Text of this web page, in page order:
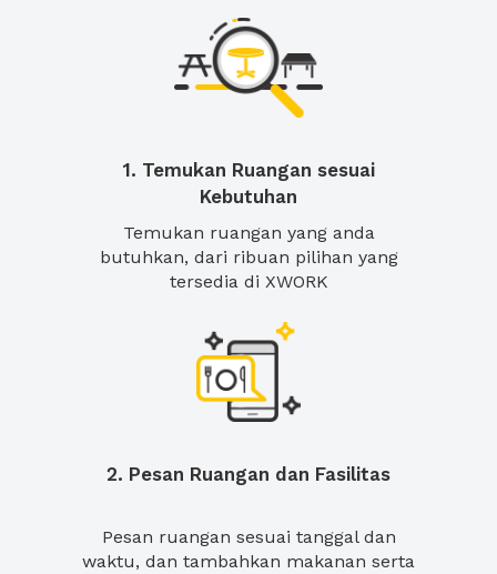
1. Temukan Ruangan sesuai
Kebutuhan
Temukan ruangan yang anda
butuhkan, dari ribuan pilihan yang
tersedia di XWORK
2. Pesan Ruangan dan Fasilitas
Pesan ruangan sesuai tanggal dan
waktu, dan tambahkan makanan serta